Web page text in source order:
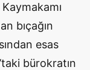
bıçağın
esas
bürokratın